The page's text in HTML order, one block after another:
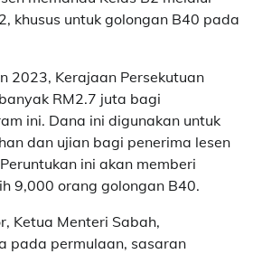
khusus untuk golongan B40 pada
2023, Kerajaan Persekutuan
RM2.7 juta bagi
ini. Dana ini digunakan untuk
dan ujian bagi penerima lesen
ini akan memberi
9,000 orang golongan B40.
Ketua Menteri Sabah,
pada permulaan, sasaran